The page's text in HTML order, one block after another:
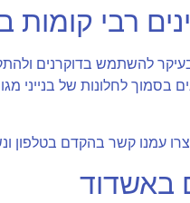
רבי קומות
להשתמש בדוקרנים
לחלונות של בנייני
עמנו קשר בהקדם בטלפון
באשדוד